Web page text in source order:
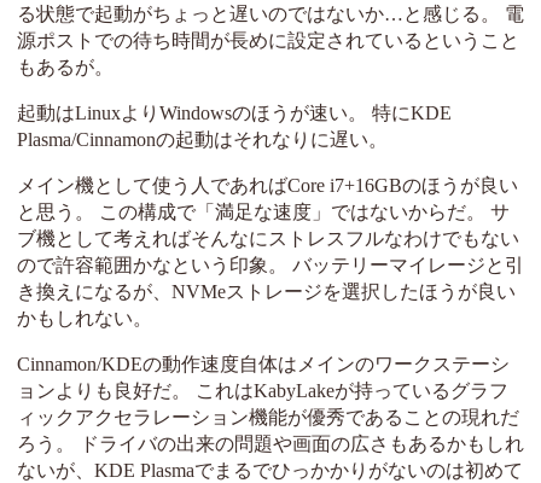
る状態で起動がちょっと遅いのではないか…と感じる。 電
源ポストでの待ち時間が長めに設定されているということ
もあるが。
起動はLinuxよりWindowsのほうが速い。 特にKDE
Plasma/Cinnamonの起動はそれなりに遅い。
メイン機として使う人であればCore i7+16GBのほうが良い
と思う。 この構成で「満足な速度」ではないからだ。 サ
ブ機として考えればそんなにストレスフルなわけでもない
ので許容範囲かなという印象。 バッテリーマイレージと引
き換えになるが、NVMeストレージを選択したほうが良い
かもしれない。
Cinnamon/KDEの動作速度自体はメインのワークステーシ
ョンよりも良好だ。 これはKabyLakeが持っているグラフ
ィックアクセラレーション機能が優秀であることの現れだ
ろう。 ドライバの出来の問題や画面の広さもあるかもしれ
ないが、KDE Plasmaでまるでひっかかりがないのは初めて